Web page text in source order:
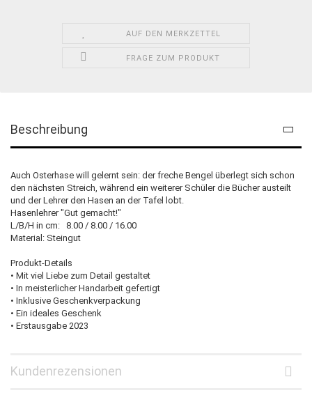
AUF DEN MERKZETTEL
FRAGE ZUM PRODUKT
Beschreibung
Auch Osterhase will gelernt sein: der freche Bengel überlegt sich schon
den nächsten Streich, während ein weiterer Schüler die Bücher austeilt
und der Lehrer den Hasen an der Tafel lobt.
Hasenlehrer "Gut gemacht!"
L/B/H in cm: 8.00 / 8.00 / 16.00
Material: Steingut
Produkt-Details
• Mit viel Liebe zum Detail gestaltet
• In meisterlicher Handarbeit gefertigt
• Inklusive Geschenkverpackung
• Ein ideales Geschenk
• Erstausgabe 2023
Kundenrezensionen